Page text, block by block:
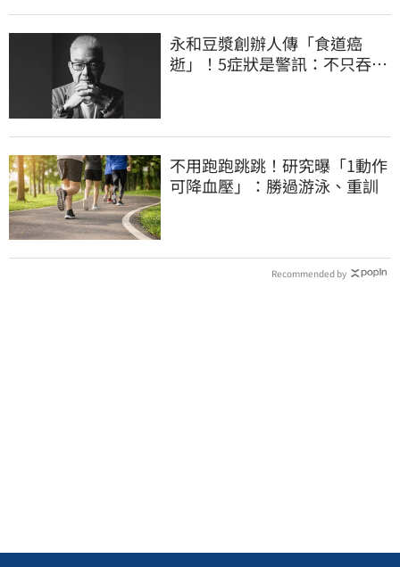
永和豆漿創辦人傳「食道癌
逝」！5症狀是警訊：不只吞嚥
不用跑跑跳跳！研究曝「1動作
可降血壓」：勝過游泳、重訓
Recommended by